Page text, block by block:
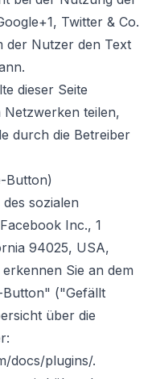
Twitter & Co.
der Nutzer den Text
dieser Seite
teilen,
durch die Betreiber
Button)
sozialen
Inc., 1
94025, USA,
Sie an dem
Button" ("Gefällt
über die
docs/plugins/.